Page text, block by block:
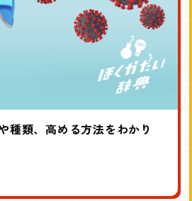
種類、高める方法をわかり